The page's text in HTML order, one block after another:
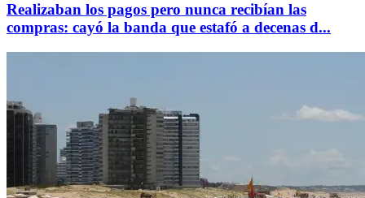
Realizaban los pagos pero nunca recibían las
compras: cayó la banda que estafó a decenas d...